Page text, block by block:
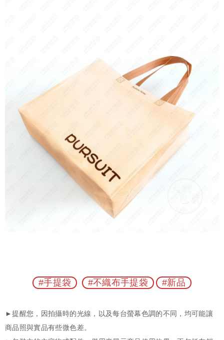
#手提袋 #不織布手提袋 #新品